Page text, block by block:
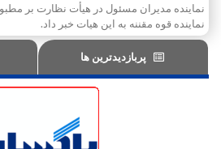
نماینده مدیران مسئول در هیأت نظارت بر
نماینده قوه مقننه به این هیات خبر داد.
پربازدیدترین ها